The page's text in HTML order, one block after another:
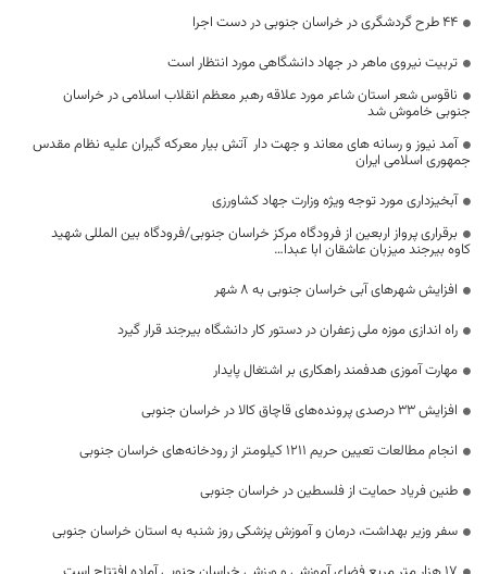
44 طرح گردشگری در خراسان جنوبی در دست اجرا
تربیت نیروی ماهر در جهاد دانشگاهی مورد انتظار است
ناقوس شعر استان شاعر مورد علاقه رهبر معظم انقلاب اسلامی در خراسان
جنوبی خاموش شد
آمد نیوز و رسانه های معاند و جهت دار آتش بیار معرکه گیران علیه نظام مقدس
جمهوری اسلامی ایران
آبخیزداری مورد توجه ویژه وزارت جهاد کشاورزی
برقراری پرواز اربعین از فرودگاه مرکز خراسان جنوبی/فرودگاه بین المللی شهید
کاوه بیرجند میزبان عاشقان ابا عبدا…
افزایش شهرهای آبی خراسان جنوبی به ۸ شهر
راه اندازی موزه ملی زعفران در دستور کار دانشگاه بیرجند قرار گیرد
مهارت آموزی هدفمند راهکاری بر اشتغال پایدار
افزایش ۳۳ درصدی پرونده‌های قاچاق کالا در خراسان جنوبی
انجام مطالعات تعیین حریم ۱۲۱۱ کیلومتر از رودخانه‌های خراسان جنوبی
طنین فریاد حمایت از فلسطین در خراسان جنوبی
سفر وزیر بهداشت، درمان و آموزش پزشکی روز شنبه به استان خراسان جنوبی